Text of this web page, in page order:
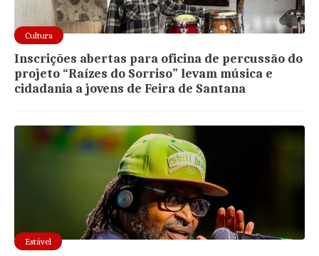
Cultura
Inscrições abertas para oficina de percussão do
projeto “Raízes do Sorriso” levam música e
cidadania a jovens de Feira de Santana
Estável